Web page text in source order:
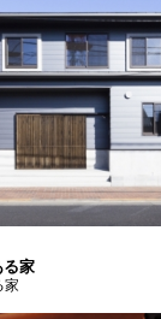
る家
家